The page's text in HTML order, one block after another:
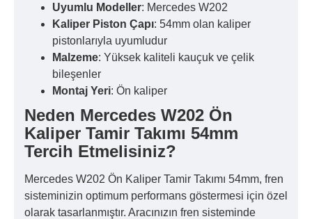
Uyumlu Modeller: Mercedes W202
Kaliper Piston Çapı: 54mm olan kaliper
pistonlarıyla uyumludur
Malzeme: Yüksek kaliteli kauçuk ve çelik
bileşenler
Montaj Yeri: Ön kaliper
Neden Mercedes W202 Ön
Kaliper Tamir Takımı 54mm
Tercih Etmelisiniz?
Mercedes W202 Ön Kaliper Tamir Takımı 54mm, fren
sisteminizin optimum performans göstermesi için özel
olarak tasarlanmıştır. Aracınızın fren sisteminde